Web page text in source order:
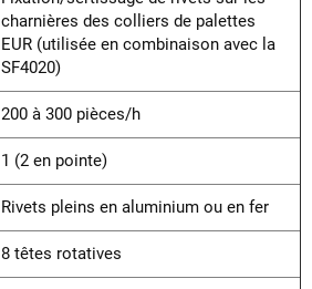
charnières des colliers de palettes
EUR (utilisée en combinaison avec la
SF4020)
200 à 300 pièces/h
1 (2 en pointe)
Rivets pleins en aluminium ou en fer
8 têtes rotatives